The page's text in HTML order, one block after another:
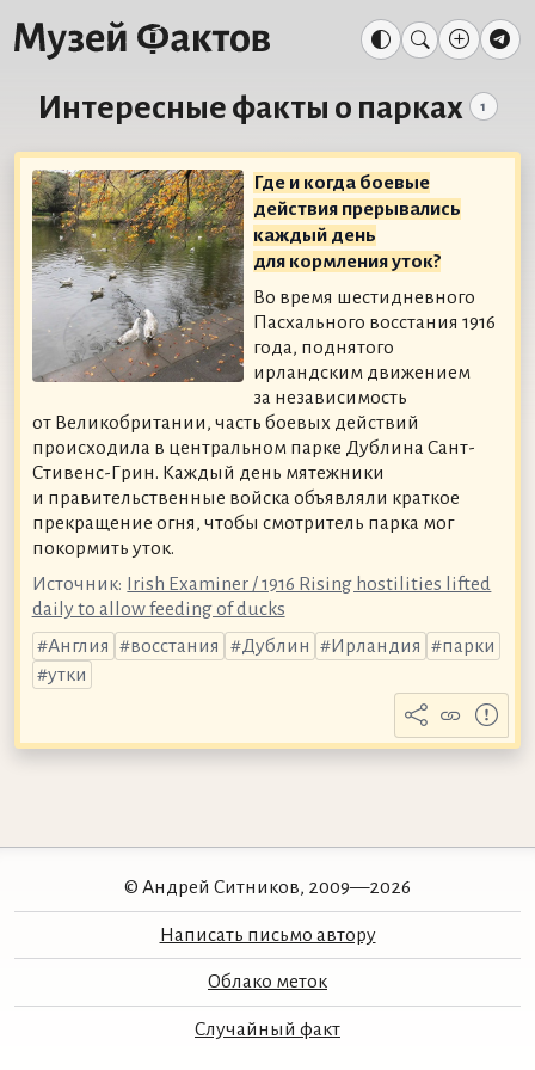
Интересные факты о парках 1
Где и когда боевые
действия прерывались
каждый день
для кормления уток?
Во время шестидневного
Пасхального восстания 1916
года, поднятого
ирландским движением
за независимость
от Великобритании, часть боевых действий
происходила в центральном парке Дублина Сант-
Стивенс-Грин. Каждый день мятежники
и правительственные войска объявляли краткое
прекращение огня, чтобы смотритель парка мог
покормить уток.
Источник: Irish Examiner / 1916 Rising hostilities lifted
daily to allow feeding of ducks
Англия
восстания Дублин Ирландия
парки
утки
© Андрей Ситников, 2009—2026
Написать письмо автору
Облако меток
Случайный факт